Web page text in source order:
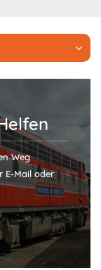
Weg
E-Mail oder